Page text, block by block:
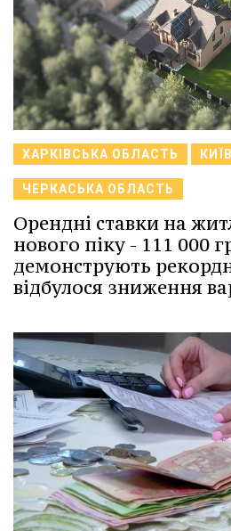
ХАРКІВСЬКА ОБЛАСТЬ
ЧЕРКАСЬКА ОБЛАСТЬ
Орендні ставки на
нового піку - 111 000
демонструють
відбулося зниження